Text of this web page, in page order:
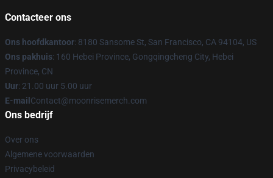
Contacteer ons
Ons hoofdkantoor: 8180 Sansome St, San Francisco, CA 94104, US
Ons pakhuis: 160 Hebei Province, Gongqingcheng City, Hebei
Province, CN
Uur: 21.00 uur 5.00 uur
E-mail Contact@moonrisemerch.com
Ons bedrijf
Over ons
Algemene voorwaarden
Privacybeleid